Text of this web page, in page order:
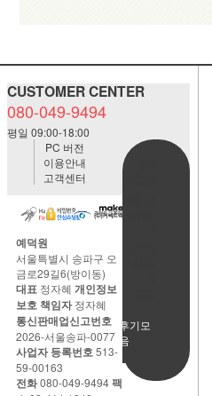
CUSTOMER CENTER
080-049-9494
평일 09:00-18:00
사용후기모
음
PC 버전
이용안내
고객센터
예덕원
서울특별시 송파구 오
금로29길6(방이동)
대표 정자혜 개인정보
보호 책임자정자혜
통신판매업신고번호
2026-서울송파-0077
사업자 등록번호513-
59-00163
전화080-049-9494팩